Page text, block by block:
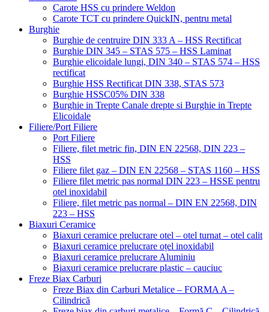
Carote HSS cu prindere Weldon
Carote TCT cu prindere QuickIN, pentru metal
Burghie
Burghie de centruire DIN 333 A – HSS Rectificat
Burghie DIN 345 – STAS 575 – HSS Laminat
Burghie elicoidale lungi, DIN 340 – STAS 574 – HSS
rectificat
Burghie HSS Rectificat DIN 338, STAS 573
Burghie HSSC05% DIN 338
Burghie in Trepte Canale drepte si Burghie in Trepte
Elicoidale
Filiere/Port Filiere
Port Filiere
Filiere, filet metric fin, DIN EN 22568, DIN 223 –
HSS
Filiere filet gaz – DIN EN 22568 – STAS 1160 – HSS
Filiere filet metric pas normal DIN 223 – HSSE pentru
otel inoxidabil
Filiere, filet metric pas normal – DIN EN 22568, DIN
223 – HSS
Biaxuri Ceramice
Biaxuri ceramice prelucrare otel – otel turnat – otel calit
Biaxuri ceramice prelucrare oțel inoxidabil
Biaxuri ceramice prelucrare Aluminiu
Biaxuri ceramice prelucrare plastic – cauciuc
Freze Biax Carburi
Freze Biax din Carburi Metalice – FORMA A –
Cilindrică